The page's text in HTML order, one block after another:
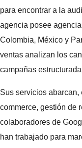
para encontrar a la
agencia posee
Colombia, México y
ventas analizan los
campañas
Sus servicios abarcan,
commerce, gestión de
colaboradores de
han trabajado para